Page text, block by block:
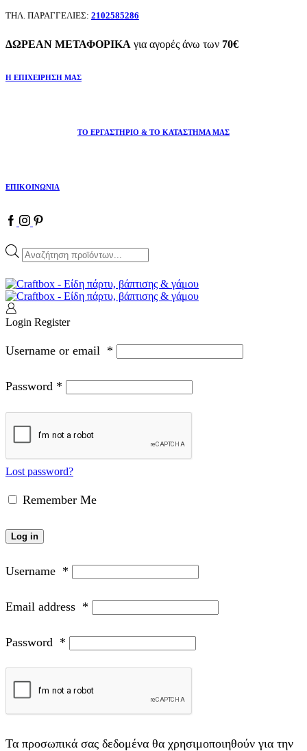
ΤΗΛ. ΠΑΡΑΓΓΕΛΙΕΣ: 2102585286
ΔΩΡΕΑΝ ΜΕΤΑΦΟΡΙΚΑ για αγορές άνω των 70€
Η ΕΠΙΧΕΙΡΗΣΗ ΜΑΣ
ΤΟ ΕΡΓΑΣΤΗΡΙΟ & ΤΟ ΚΑΤΑΣΤΗΜΑ ΜΑΣ
ΕΠΙΚΟΙΝΩΝΙΑ
Facebook
Instagram
Pinterest
Products
search
Login Register
Username or email *
Password *
Lost password?
Remember Me
Log in
Username *
Email address *
Password *
Τα προσωπικά σας δεδομένα θα χρησιμοποιηθούν για την